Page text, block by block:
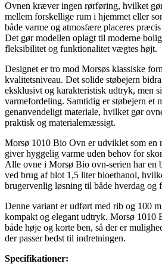
Ovnen kræver ingen rørføring, hvilket
mellem forskellige rum i hjemmet eller
både varme og atmosfære placeres
Det gør modellen oplagt til moderne
fleksibilitet og funktionalitet vægtes højt.
Designet er tro mod Morsøs klassiske
kvalitetsniveau. Det solide støbejern
eksklusivt og karakteristisk udtryk, men
varmefordeling. Samtidig er støbejern et
genanvendeligt materiale, hvilket gør
praktisk og materialemæssigt.
Morsø 1010 Bio Ovn er udviklet som en
giver hyggelig varme uden behov for
Alle ovne i Morsø Bio ovn-serien har en
ved brug af blot 1,5 liter bioethanol,
brugervenlig løsning til både hverdag og
Denne variant er udført med rib og 100
kompakt og elegant udtryk. Morsø 1010
både høje og korte ben, så der er
der passer bedst til indretningen.
Specifikationer: